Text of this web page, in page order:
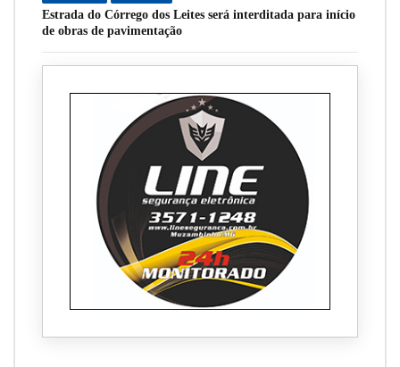
Estrada do Córrego dos Leites será interditada para início
de obras de pavimentação